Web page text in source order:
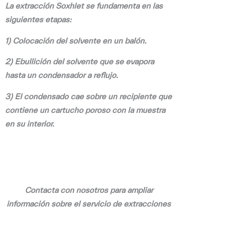
La extracción Soxhlet se fundamenta en las
siguientes etapas:
1) Colocación del solvente en un balón.
2) Ebullición del solvente que se evapora
hasta un condensador a reflujo.
3) El condensado cae sobre un recipiente que
contiene un cartucho poroso con la muestra
en su interior.
Contacta con nosotros para ampliar
información sobre el servicio de extracciones